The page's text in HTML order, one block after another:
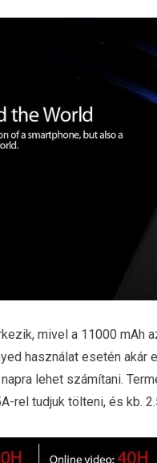
mivel a 11000 mAh
használat esetén
lehet számítani.
rel tudjuk tölteni, és kb.